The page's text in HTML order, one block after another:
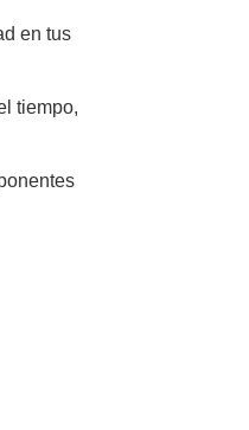
en tus
tiempo,